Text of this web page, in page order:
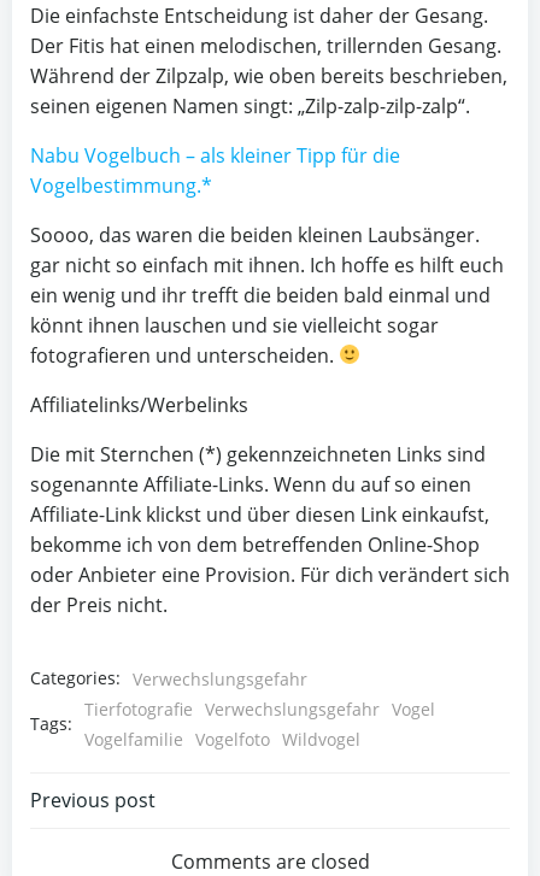
Die einfachste Entscheidung ist daher der Gesang.
Der Fitis hat einen melodischen, trillernden Gesang.
Während der Zilpzalp, wie oben bereits beschrieben,
seinen eigenen Namen singt: „Zilp-zalp-zilp-zalp“.
Nabu Vogelbuch – als kleiner Tipp für die
Vogelbestimmung.*
Soooo, das waren die beiden kleinen Laubsänger.
gar nicht so einfach mit ihnen. Ich hoffe es hilft euch
ein wenig und ihr trefft die beiden bald einmal und
könnt ihnen lauschen und sie vielleicht sogar
fotografieren und unterscheiden.
Affiliatelinks/Werbelinks
Die mit Sternchen (*) gekennzeichneten Links sind
sogenannte Affiliate-Links. Wenn du auf so einen
Affiliate-Link klickst und über diesen Link einkaufst,
bekomme ich von dem betreffenden Online-Shop
oder Anbieter eine Provision. Für dich verändert sich
der Preis nicht.
Categories: Verwechslungsgefahr
Tags:
Tierfotografie Verwechslungsgefahr Vogel
Vogelfamilie Vogelfoto Wildvogel
Beitragsnavigation
Previous post
Comments are closed